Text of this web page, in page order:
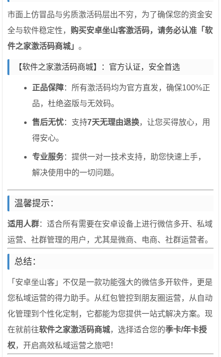
市面上仿冒品与劣质激活码层出不穷，为了确保您的资金安
全与软件稳定性， 购买安卓坐山客激活码，请务必认准「软
件之家激活码商城」。
【软件之家激活码商城】：官方认证，安全首选
正品保障：所有激活码均为官方直发，确保100%正
品，杜绝盗版与无效码。
售后无忧：支持7天无理由退换，让您买得放心，用
得安心。
专业服务：提供一对一技术支持，助您快速上手，
解决使用中的一切问题。
温馨提示：
适用人群：适合所有需要在安卓设备上进行微信多开、私域
运营、社群管理的用户，尤其是微商、电商、社群运营者。
总结：
「安卓坐山客」不仅是一款功能强大的微信多开软件，更是
您私域运营的得力助手。从红包管控到朋友圈运营，从自动
化管理到个性化定制，它都能为您提供一站式解决方案。现
在就前往软件之家激活码商城，选择适合您的季卡/年卡授
权，开启高效私域运营之旅吧！